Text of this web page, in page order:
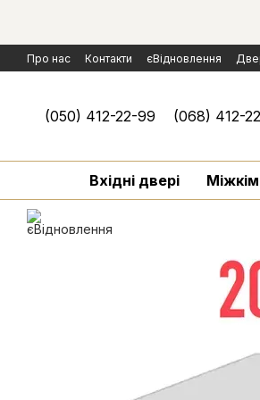
Про нас Контакти єВідновлення
Політика конфіденційності
Обмін та
(050) 412-22-99 (068) 412-
Вхідні двері